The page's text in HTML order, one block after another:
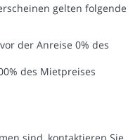
gelten folgende
der Anreise 0% des
des Mietpreises
sind, kontaktieren Sie